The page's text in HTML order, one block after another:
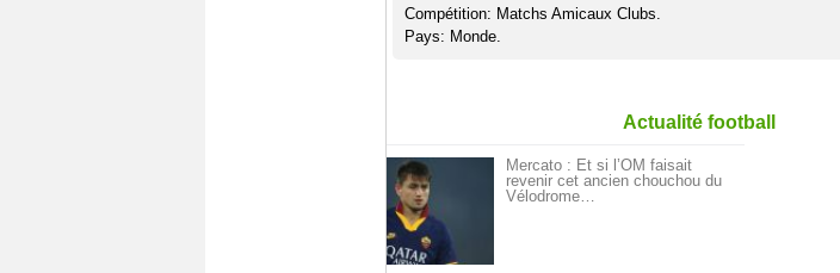
Compétition: Matchs Amicaux Clubs.
Pays: Monde.
Actualité football
Mercato : Et si l’OM faisait
revenir cet ancien chouchou du
Vélodrome…